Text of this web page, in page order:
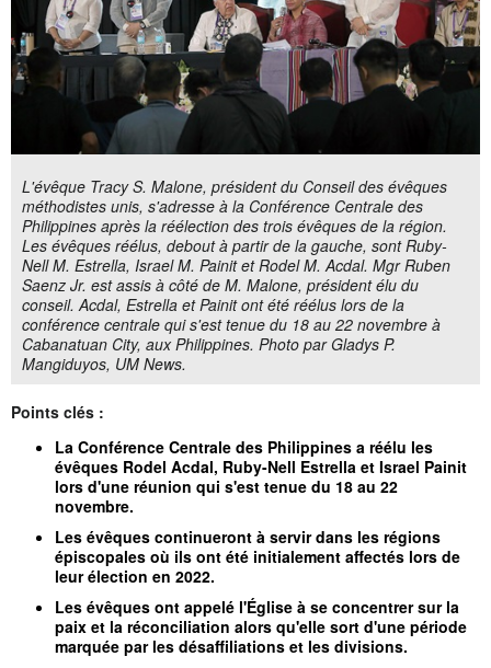
L'évêque Tracy S. Malone, président du Conseil des évêques
méthodistes unis, s'adresse à la Conférence Centrale des
Philippines après la réélection des trois évêques de la région.
Les évêques réélus, debout à partir de la gauche, sont Ruby-
Nell M. Estrella, Israel M. Painit et Rodel M. Acdal. Mgr Ruben
Saenz Jr. est assis à côté de M. Malone, président élu du
conseil. Acdal, Estrella et Painit ont été réélus lors de la
conférence centrale qui s'est tenue du 18 au 22 novembre à
Cabanatuan City, aux Philippines. Photo par Gladys P.
Mangiduyos, UM News.
Points clés :
La Conférence Centrale des Philippines a réélu les
évêques Rodel Acdal, Ruby-Nell Estrella et Israel Painit
lors d'une réunion qui s'est tenue du 18 au 22
novembre.
Les évêques continueront à servir dans les régions
épiscopales où ils ont été initialement affectés lors de
leur élection en 2022.
Les évêques ont appelé l'Église à se concentrer sur la
paix et la réconciliation alors qu'elle sort d'une période
marquée par les désaffiliations et les divisions.